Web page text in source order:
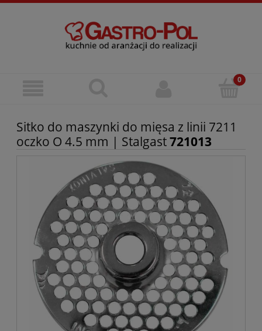
Sitko do maszynki do mięsa z linii 7211
oczko O 4.5 mm | Stalgast721013